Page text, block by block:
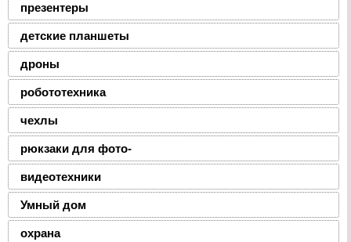
презентеры
детские планшеты
дроны
робототехника
чехлы
рюкзаки для фото-
видеотехники
Умный дом
охрана